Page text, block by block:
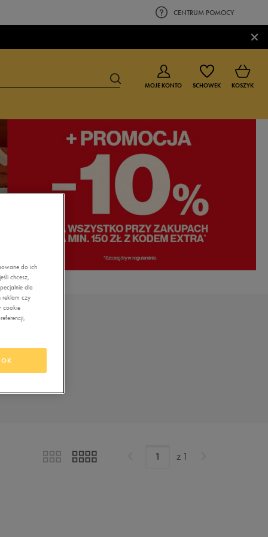
CENTRUM POMOCY
×
BUTY DLA CHŁOPCA BUTY DLA DZIEWCZYNKI
0-4 lat
4-8 lat
9-16 lat
MOJE KONTO SCHOWEK KOSZYK
z 1
do ich
chcesz,
dla
reklam czy
cookie
OK